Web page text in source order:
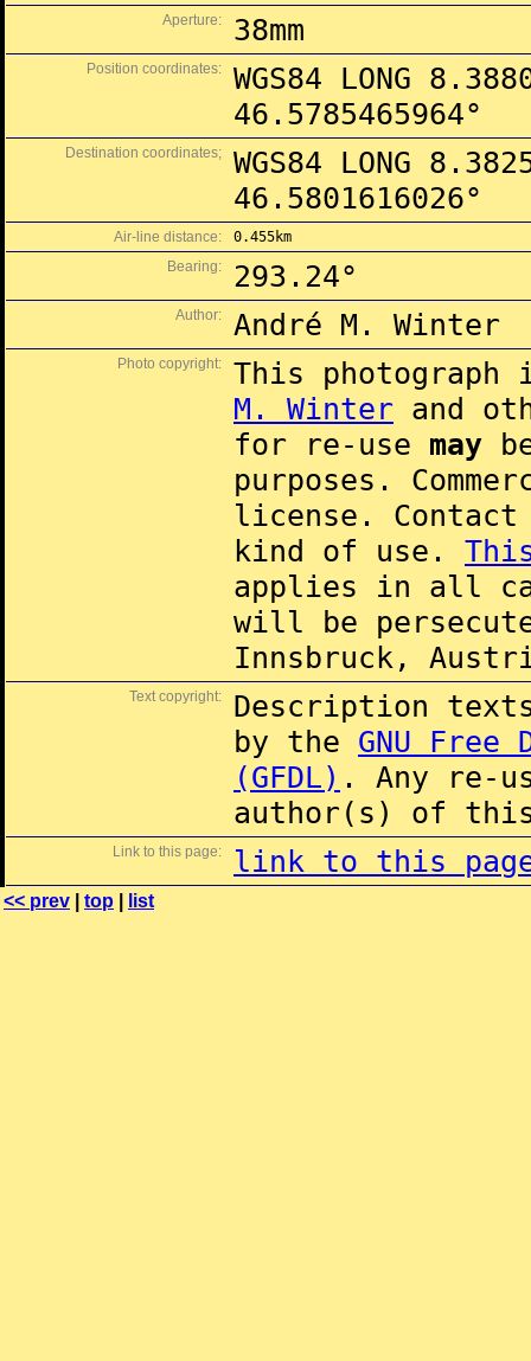
Aperture: 38mm
Position coordinates:
WGS84 LONG
46.5785465964°
Destination coordinates;
WGS84 LONG
46.5801616026°
Air-line distance:
0.455km
Bearing:
293.24°
Author: André M. Winter
Photo copyright:
This
M. Winter and
for re-use may
purposes.
license.
kind of use.
applies in all
will be
Innsbruck,
Text copyright:
Description
by the GNU Free
(GFDL) . Any re-
author(s) of this
Link to this page: link to this
<< prev top list